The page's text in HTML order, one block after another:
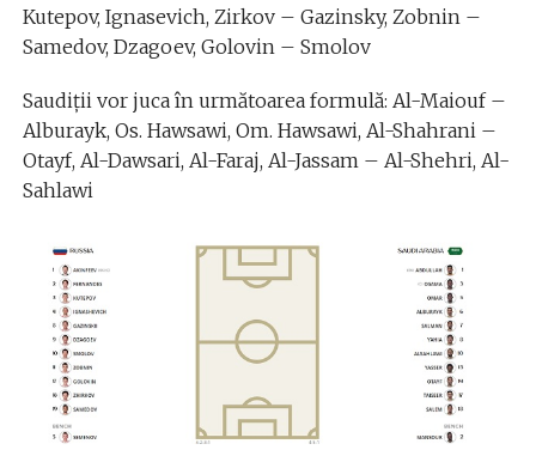
Kutepov, Ignasevich, Zirkov – Gazinsky, Zobnin –
Samedov, Dzagoev, Golovin – Smolov
Saudiții vor juca în următoarea formulă: Al-Maiouf –
Alburayk, Os. Hawsawi, Om. Hawsawi, Al-Shahrani –
Otayf, Al-Dawsari, Al-Faraj, Al-Jassam – Al-Shehri, Al-
Sahlawi